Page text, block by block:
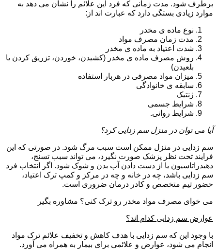
برطرف شود. مدت زمانی که فرد این علائم را نشان می دهد به
موارد زیادی بستگی دارد که عبارت اند از:
نوع ماده ی مخدر
مدت زمان مصرف مواد
شدت اعتیاد به ماده ی مخدر
روش مصرف ماده ی مخدر (کشیدن، خوردن، تزریق کردن یا
بلعیدن)
میزان مواد مصرفی در هربار استفاده
سابقه ی خانوادگی
ژنتیک
شرایط جسمی
شرایط روانی.
آیا می توان در منزل سم زدایی کرد؟
سم زدایی در منزل ممکن است سبب مرگ شود. در صورتی که این
فرایند تحت نظر پزشک صورت نگیرد، می تواند سبب تسنج،
دهیدراتاسیون یا از دست دادن آب بدن و شوک شود. اگر انتخاب فرد
سم زدایی باشد، چه در خانه و چه در مرکز و کمپ ترک اعتیاد،
حضور تیم متخصص و کادر درمان ضروری است.
می خوای مصرف مواد مخدر رو ترک کنی؟ مشاوره بگیر
عوارض سم زدایی کدام اند؟
با وجود این که سم زدایی با هدف کاهش و تخفیف علائم ترک مواد
انجام می شود، عوارض و علائمی برای بیمار به همراه می آورد.